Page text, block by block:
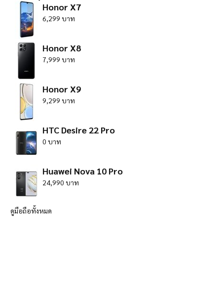
Honor X7
6,299 บาท
Honor X8
7,999 บาท
Honor X9
9,299 บาท
HTC Desire 22 Pro
0 บาท
Huawei Nova 10 Pro
24,990 บาท
ดูมือถือทั้งหมด